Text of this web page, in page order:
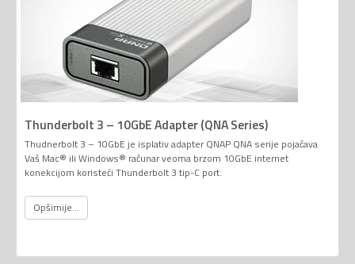
Thunderbolt 3 – 10GbE Adapter (QNA Series)
Thudnerbolt 3 – 10GbE je isplativ adapter QNAP QNA serije pojačava
Vaš Mac® ili Windows® računar veoma brzom 10GbE internet
konekcijom koristeći Thunderbolt 3 tip-C port.
Opširnije...